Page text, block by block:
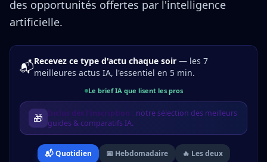
des opportunités offertes par l'intelligence
artificielle.
📬Recevez ce type d'actu chaque soir — les 7
meilleures actus IA, l'essentiel en 5 min.
Le brief IA que lisent les pros
🎁 Inclus dès l'inscription : notre sélection des meilleurs
guides & comparatifs IA.
📬 Quotidien 📅 Hebdomadaire 🔥 Les deux